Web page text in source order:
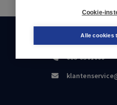
Cookie-
Alle cookies
088-0301000